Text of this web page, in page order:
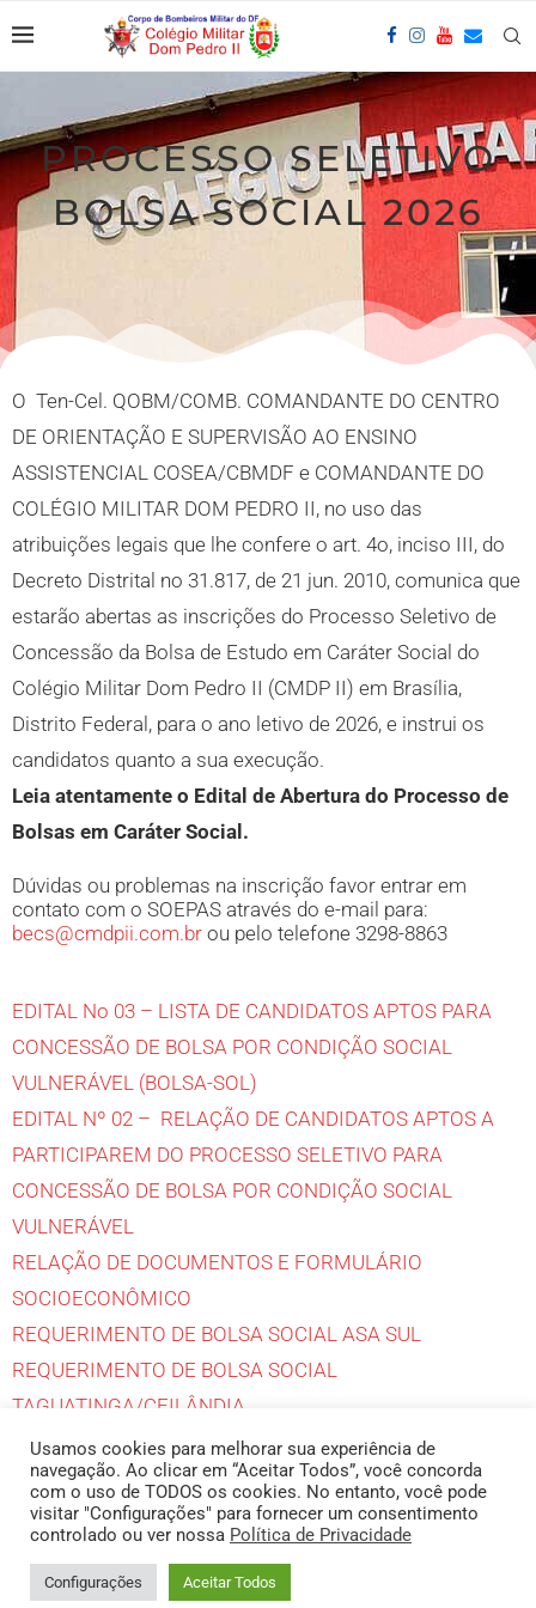
PROCESSO SELETIVO
BOLSA SOCIAL 2026
O Ten-Cel. QOBM/COMB. COMANDANTE DO CENTRO
DE ORIENTAÇÃO E SUPERVISÃO AO ENSINO
ASSISTENCIAL COSEA/CBMDF e COMANDANTE DO
COLÉGIO MILITAR DOM PEDRO II, no uso das
atribuições legais que lhe confere o art. 4o, inciso III, do
Decreto Distrital no 31.817, de 21 jun. 2010, comunica que
estarão abertas as inscrições do Processo Seletivo de
Concessão da Bolsa de Estudo em Caráter Social do
Colégio Militar Dom Pedro II (CMDP II) em Brasília,
Distrito Federal, para o ano letivo de 2026, e instrui os
candidatos quanto a sua execução.
Leia atentamente o Edital de Abertura do Processo de
Bolsas em Caráter Social.
Dúvidas ou problemas na inscrição favor entrar em
contato com o SOEPAS através do e-mail para:
becs@cmdpii.com.br ou pelo telefone 3298-8863
EDITAL No 03 – LISTA DE CANDIDATOS APTOS PARA
CONCESSÃO DE BOLSA POR CONDIÇÃO SOCIAL
VULNERÁVEL (BOLSA-SOL)
EDITAL Nº 02 – RELAÇÃO DE CANDIDATOS APTOS A
PARTICIPAREM DO PROCESSO SELETIVO PARA
CONCESSÃO DE BOLSA POR CONDIÇÃO SOCIAL
VULNERÁVEL
RELAÇÃO DE DOCUMENTOS E FORMULÁRIO
SOCIOECONÔMICO
REQUERIMENTO DE BOLSA SOCIAL ASA SUL
REQUERIMENTO DE BOLSA SOCIAL
TAGUATINGA/CEILÂNDIA
EDITAL Nº 01 – PROCESSO SELETIVO PARA
CONCESSÃO DE BOLSA POR CONDIÇÃO SOCIAL
VULNERÁVEL
@2026 - Todos os Direitos Reservados. | Produzido pelo Núcleo de
Informática do CMDP II
Usamos cookies para melhorar sua experiência de
navegação. Ao clicar em “Aceitar Todos”, você concorda
com o uso de TODOS os cookies. No entanto, você pode
visitar "Configurações" para fornecer um consentimento
controlado ou ver nossa Política de Privacidade
Configurações Aceitar Todos